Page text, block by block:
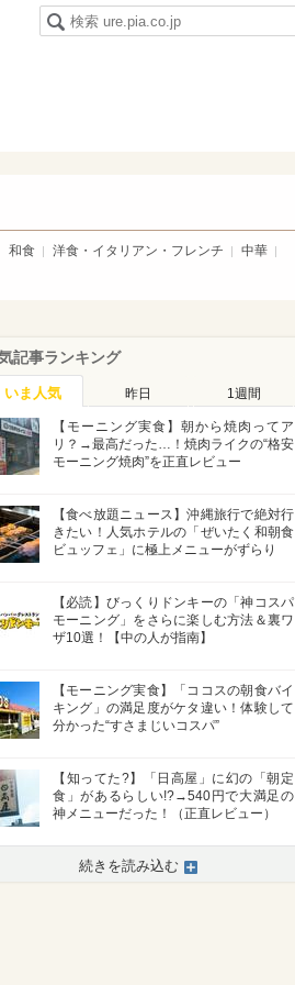
和食 洋食・イタリアン・フレンチ 中華
記事ランキング
いま人気 昨日 1週間
【モーニング実食】朝から焼肉ってア
リ？→最高だった…！焼肉ライクの“格安
モーニング焼肉”を正直レビュー
【食べ放題ニュース】沖縄旅行で絶対行
きたい！人気ホテルの「ぜいたく和朝食
ビュッフェ」に極上メニューがずらり
【必読】びっくりドンキーの「神コスパ
モーニング」をさらに楽しむ方法＆裏ワ
ザ10選！【中の人が指南】
【モーニング実食】「ココスの朝食バイ
キング」の満足度がケタ違い！体験して
分かった“すさまじいコスパ”
【知ってた?】「日高屋」に幻の「朝定
食」があるらしい!?→540円で大満足の
神メニューだった！（正直レビュー）
続きを読み込む